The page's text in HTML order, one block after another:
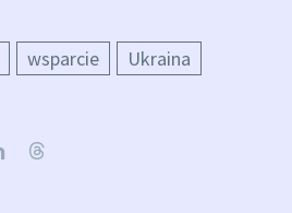
wsparcie
Ukraina